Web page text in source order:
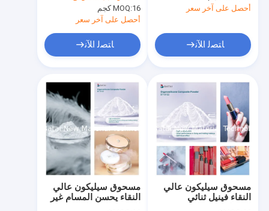
MOQ:16 كجم
أحصل على آخر سعر
ﺎﺘﺼﻟ ﺍﻶﻧ
أحصل على آخر سعر
ﺎﺘﺼﻟ ﺍﻶﻧ
مسحوق سيليكون عالي
النقاء يحسن المسام غير
مسحوق سيليكون عالي
النقاء فينيل ثنائي